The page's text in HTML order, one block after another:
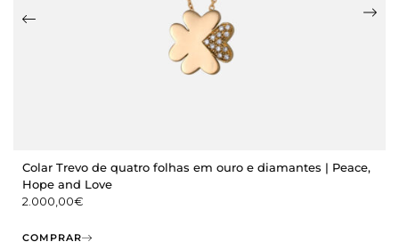
Colar Trevo de quatro folhas em ouro e diamantes | Peace,
Hope and Love
2.000,00€
COMPRAR